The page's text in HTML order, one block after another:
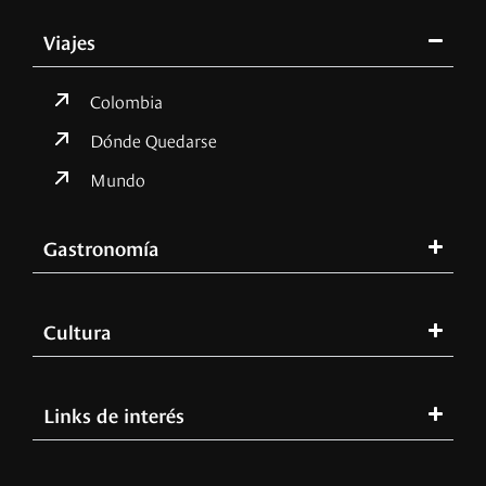
Viajes
Colombia
Dónde Quedarse
Mundo
Gastronomía
Cultura
Links de interés